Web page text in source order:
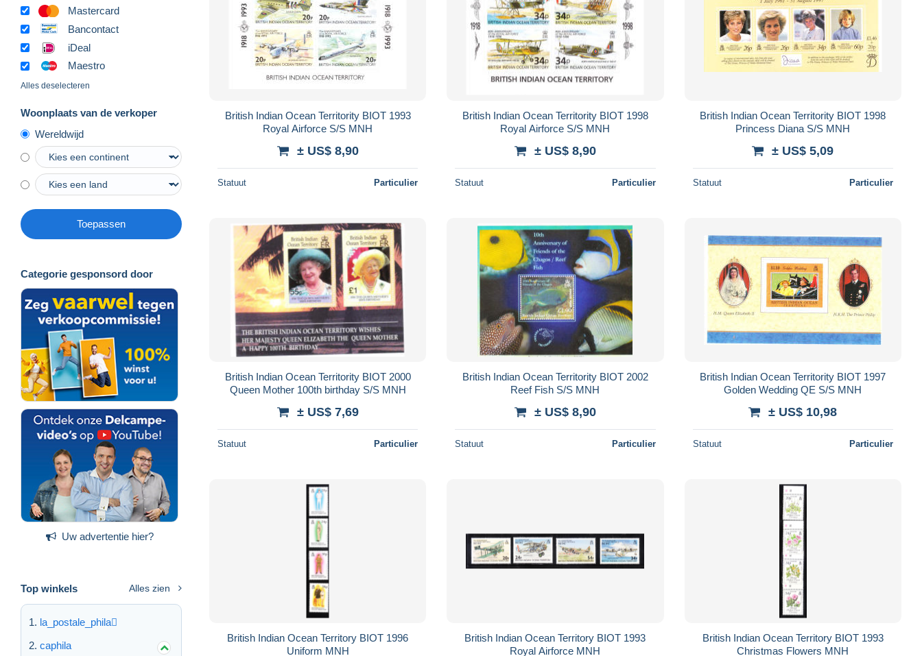
Mastercard
Bancontact
iDeal
Maestro
Alles deselecteren
Woonplaats van de verkoper
Wereldwijd
Toepassen
Categorie gesponsord door
Uw advertentie hier?
Top winkels Alles zien
la_postale_phila
caphila
British Indian Ocean Territority BIOT 1993
Royal Airforce S/S MNH
± US$ 8,90
Statuut Particulier
British Indian Ocean Territority BIOT 1998
Royal Airforce S/S MNH
± US$ 8,90
Statuut Particulier
British Indian Ocean Territority BIOT 1998
Princess Diana S/S MNH
± US$ 5,09
Statuut Particulier
British Indian Ocean Territority BIOT 2000
Queen Mother 100th birthday S/S MNH
± US$ 7,69
Statuut Particulier
British Indian Ocean Territority BIOT 2002
Reef Fish S/S MNH
± US$ 8,90
Statuut Particulier
British Indian Ocean Territority BIOT 1997
Golden Wedding QE S/S MNH
± US$ 10,98
Statuut Particulier
British Indian Ocean Territory BIOT 1996
Uniform MNH
British Indian Ocean Territory BIOT 1993
Royal Airforce MNH
British Indian Ocean Territory BIOT 1993
Christmas Flowers MNH